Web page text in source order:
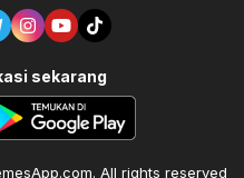
sekarang
All rights reserved